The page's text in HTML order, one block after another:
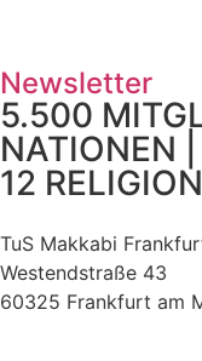
Newsletter
5.500
NATIONEN
12
TuS Makkabi
Westendstraße 43
60325 Frankfurt am